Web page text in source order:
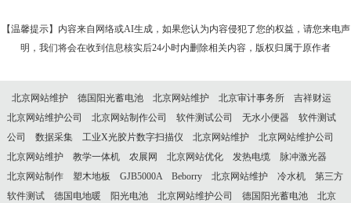
【温馨提示】内容来自网络或AI生成，如果您认为内容侵犯了您的权益，请您来电声
明，我们将会在收到信息核实后24小时内删除相关内容，版权归属于原作者
北京网站维护 德国阳光蓄电池 北京网站维护 北京审计事务所
吉祥财运
北京网站维护公司
北京网站制作公司 软件测试公司 无水小便器
软件测试
公司
数据采集 工业X光胶片数字扫描仪 北京网站维护
北京网站维护公司
北京网站维护
教学一体机 农展网 北京网站优化 发热电缆
脉冲激光器
北京网站制作
塑木地板 GJB5000A Beborry 北京网站维护 冷水机
第三方
软件测试
德国电地暖 阳光电池 北京网站维护公司 德国阳光蓄电池
北京